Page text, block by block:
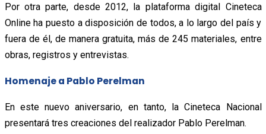
Por otra parte, desde 2012, la plataforma digital Cineteca
Online ha puesto a disposición de todos, a lo largo del país y
fuera de él, de manera gratuita, más de 245 materiales, entre
obras, registros y entrevistas.
Homenaje a Pablo Perelman
En este nuevo aniversario, en tanto, la Cineteca Nacional
presentará tres creaciones del realizador Pablo Perelman.